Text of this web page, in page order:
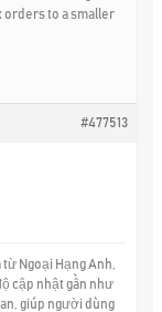
orders to a smaller
#477513
Ngoại Hạng Anh,
cập nhật gần như
giúp người dùng